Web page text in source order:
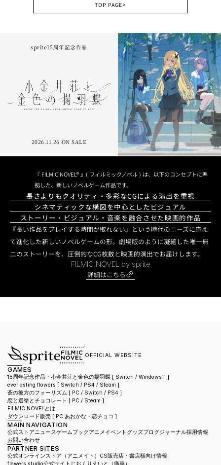
TOP PAGE>
sprite15周年記念作品
2026.11.26 ON SALE
『 FILMIC NOVEL® 』( フィルミックノベル ) は、以下のコンセプトに準
拠した、新しいノベルゲーム作品です。
長さよりもクオリティ・多彩なCGによる演出を重視
シネマティックな構図を中心としたビジュアル
ストーリー・ビジュアル・音楽を融合させた映画的作品
『長い作品をプレイする時間が取れない』という時代のニーズに応え
て進化した新しいノベルゲームの形。劇場版のように凝縮した唯一無
二のストーリーを、圧倒的なCG枚数と映画的演出でお届けします。
FILMIC NOVEL by sprite
詳細はこちら
OFFICIAL WEBSITE
GAMES
15周年記念作品・小金井荘と金色の揚羽蝶 [ Switch / Windows11 ]
everlasting flowers [ Switch / PS4 / Steam ]
蒼の彼方のフォーリズム [ PC / Switch / PS4 ]
恋と選挙とチョコレート [ PC / Steam ]
FILMIC NOVELとは
ダウンロード販売 [ PC あおかな・恋チョコ ]
MAIN NAVIGATION
公式ストアニュースゲームブック アニメ イベント グッズブログジャーナル採用情報
お問い合わせ
PARTNER SITES
公式オンラインストア（アニメイト） CS販売店・書店様向け情報